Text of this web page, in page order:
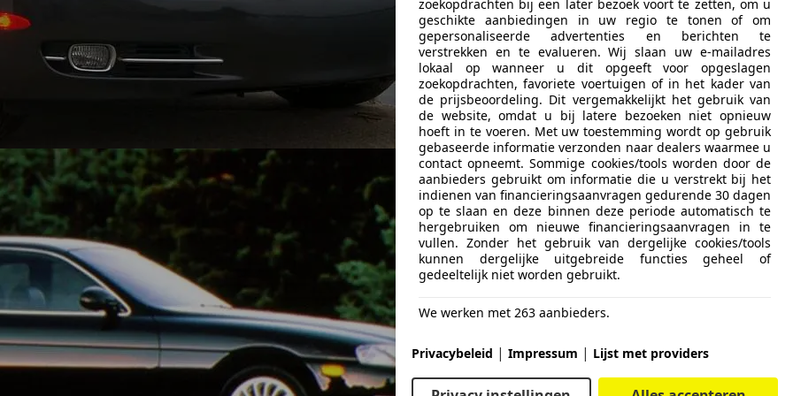
zoekopdrachten bij een later bezoek voort te zetten, om u
geschikte aanbiedingen in uw regio te tonen of om
gepersonaliseerde advertenties en berichten te
verstrekken en te evalueren. Wij slaan uw e-mailadres
lokaal op wanneer u dit opgeeft voor opgeslagen
zoekopdrachten, favoriete voertuigen of in het kader van
de prijsbeoordeling. Dit vergemakkelijkt het gebruik van
de website, omdat u bij latere bezoeken niet opnieuw
hoeft in te voeren. Met uw toestemming wordt op gebruik
gebaseerde informatie verzonden naar dealers waarmee u
contact opneemt. Sommige cookies/tools worden door de
aanbieders gebruikt om informatie die u verstrekt bij het
indienen van financieringsaanvragen gedurende 30 dagen
op te slaan en deze binnen deze periode automatisch te
hergebruiken om nieuwe financieringsaanvragen in te
vullen. Zonder het gebruik van dergelijke cookies/tools
kunnen dergelijke uitgebreide functies geheel of
gedeeltelijk niet worden gebruikt.
We werken met 263 aanbieders.
Privacybeleid | Impressum | Lijst met providers